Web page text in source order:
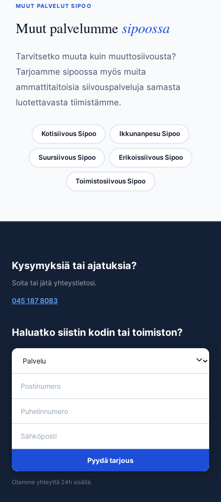
MUUT PALVELUT SIPOO
Muut palvelumme sipoossa
Tarvitsetko muuta kuin muuttosiivousta?
Tarjoamme sipoossa myös muita
ammattitaitoisia siivouspalveluja samasta
luotettavasta tiimistämme.
Kotisiivous Sipoo Ikkunanpesu Sipoo
Suursiivous Sipoo Erikoissiivous Sipoo
Toimistosiivous Sipoo
Kysymyksiä tai ajatuksia?
Soita tai jätä yhteystietosi.
045 187 8083
Haluatko siistin kodin tai toimiston?
Pyydä tarjous
Otamme yhteyttä 24h sisällä.